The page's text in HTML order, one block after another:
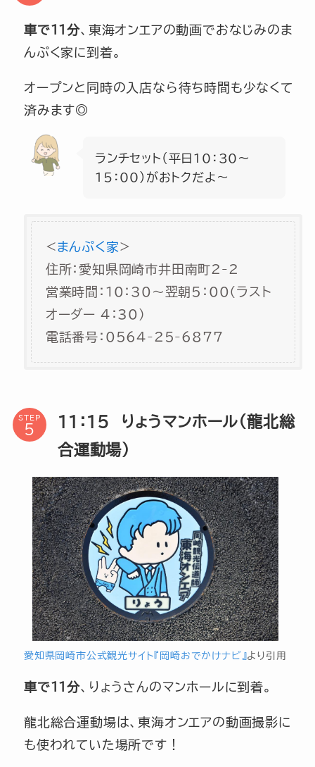
車で11分、東海オンエアの動画でおなじみのま
んぷく家に到着。
オープンと同時の入店なら待ち時間も少なくて
済みます◎
ランチセット（平日10：30〜
15：00）がおトクだよ～
<まんぷく家>
住所：愛知県岡崎市井田南町2-2
営業時間：10：30～翌朝5：00（ラスト
オーダー 4：30)
電話番号：0564-25-6877
STEP
11：15 りょうマンホール（龍北総
合運動場）
愛知県岡崎市公式観光サイト『岡崎おでかけナビ』より引用
車で11分、りょうさんのマンホールに到着。
龍北総合運動場は、東海オンエアの動画撮影に
も使われていた場所です！